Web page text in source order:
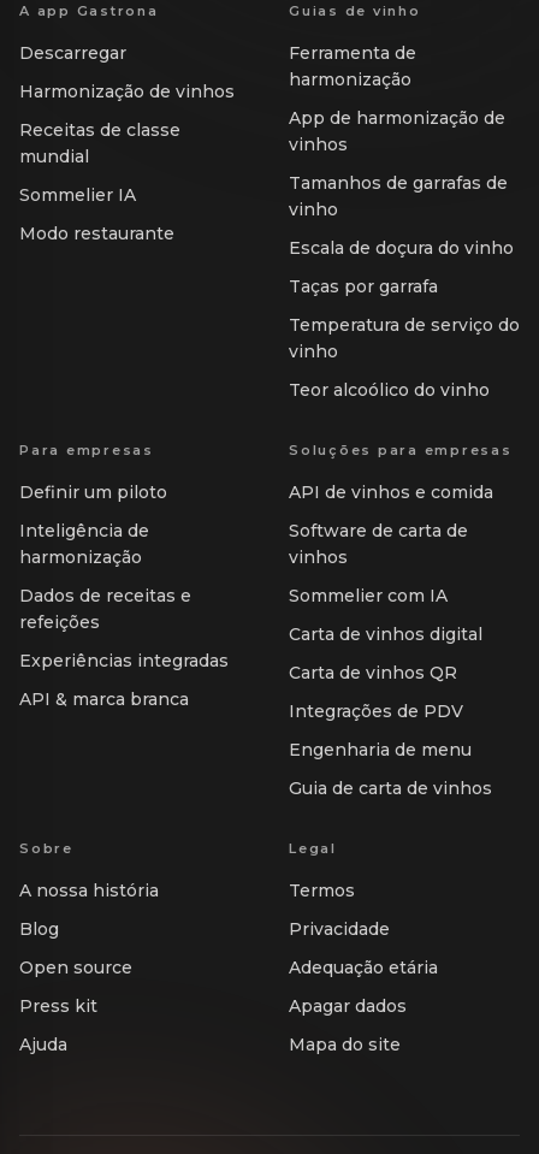
A app Gastrona
Descarregar
Harmonização de vinhos
Receitas de classe
mundial
Sommelier IA
Modo restaurante
Guias de vinho
Ferramenta de
harmonização
App de harmonização de
vinhos
Tamanhos de garrafas de
vinho
Escala de doçura do vinho
Taças por garrafa
Temperatura de serviço do
vinho
Teor alcoólico do vinho
Para empresas
Definir um piloto
Inteligência de
harmonização
Dados de receitas e
refeições
Experiências integradas
API & marca branca
Soluções para empresas
API de vinhos e comida
Software de carta de
vinhos
Sommelier com IA
Carta de vinhos digital
Carta de vinhos QR
Integrações de PDV
Engenharia de menu
Guia de carta de vinhos
Sobre
A nossa história
Blog
Open source
Press kit
Ajuda
Legal
Termos
Privacidade
Adequação etária
Apagar dados
Mapa do site